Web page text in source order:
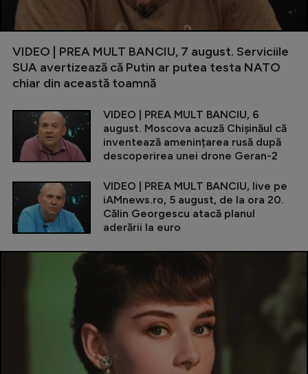
VIDEO | PREA MULT BANCIU, 7 august. Serviciile
SUA avertizează că Putin ar putea testa NATO
chiar din această toamnă
VIDEO | PREA MULT BANCIU, 6
august. Moscova acuză Chișinăul că
inventează amenințarea rusă după
descoperirea unei drone Geran-2
VIDEO | PREA MULT BANCIU, live pe
iAMnews.ro, 5 august, de la ora 20.
Călin Georgescu atacă planul
aderării la euro